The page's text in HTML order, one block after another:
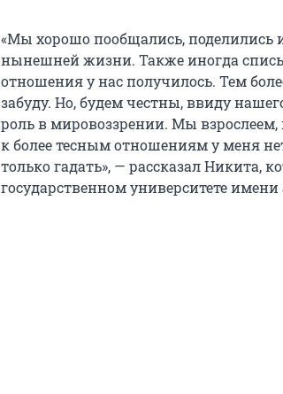
«Мы хорошо пообщались,
нынешней жизни. Также иногда
отношения у нас получилось. Тем
забуду. Но, будем честны, ввиду
роль в мировоззрении. Мы
к более тесным отношениям у меня
только гадать», — рассказал Никита,
государственном университете